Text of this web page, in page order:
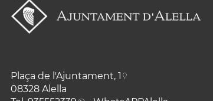
Plaça de l'Ajuntament, 1
08328 Alella